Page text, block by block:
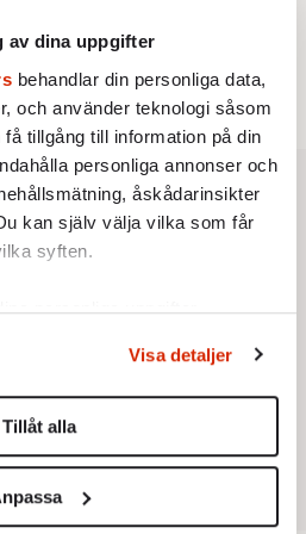
av dina uppgifter
behandlar din personliga data,
och använder teknologi såsom
tillgång till information på din
personliga annonser och
åskådarinsikter
kan själv välja vilka som får
syften.
personliga uppgifter
ditt samtycke när som
för att anpassa innehållet
vår trafik. Vi
Visa detaljer
Tillåt alla
dom och friar
från alla
TT•